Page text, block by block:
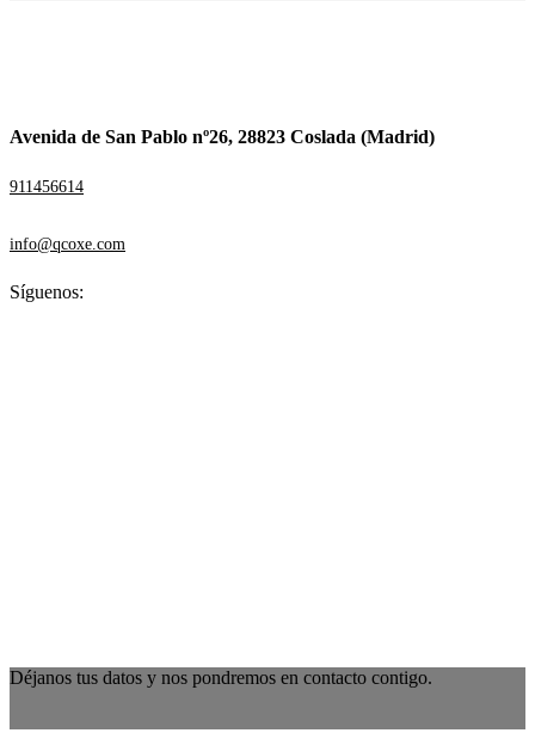
Avenida de San Pablo nº26, 28823 Coslada (Madrid)
911456614
info@qcoxe.com
Síguenos:
Déjanos tus datos y nos pondremos en contacto contigo.